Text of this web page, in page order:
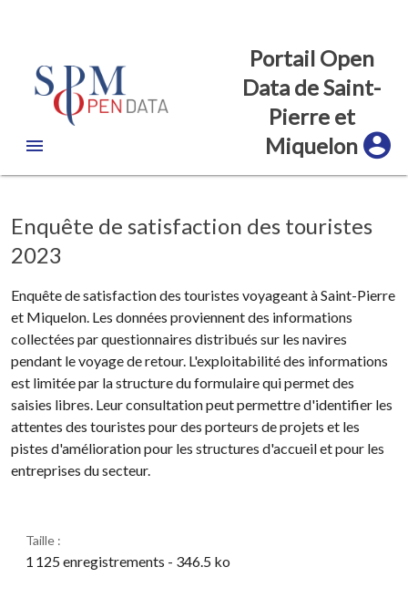
Portail Open
Data de Saint-
Pierre et
Miquelon
Enquête de satisfaction des touristes
2023
Enquête de satisfaction des touristes voyageant à Saint-Pierre
et Miquelon. Les données proviennent des informations
collectées par questionnaires distribués sur les navires
pendant le voyage de retour. L'exploitabilité des informations
est limitée par la structure du formulaire qui permet des
saisies libres. Leur consultation peut permettre d'identifier les
attentes des touristes pour des porteurs de projets et les
pistes d'amélioration pour les structures d'accueil et pour les
entreprises du secteur.
Taille :
1 125 enregistrements - 346.5 ko